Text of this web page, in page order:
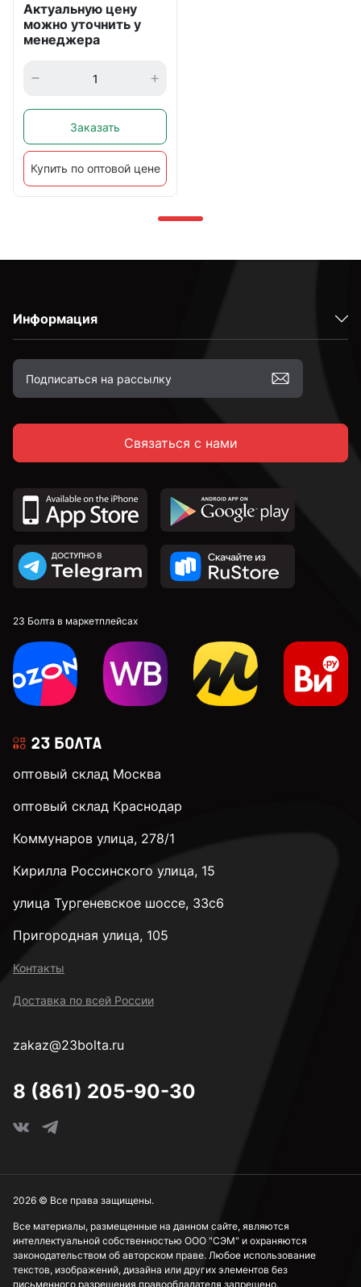
Актуальную цену
можно уточнить у
менеджера
Заказать
Купить по оптовой цене
Информация
Связаться с нами
23 Болта в маркетплейсах
оптовый склад Москва
оптовый склад Краснодар
Коммунаров улица, 278/1
Кирилла Россинского улица, 15
улица Тургеневское шоссе, 33с6
Пригородная улица, 105
Контакты
Доставка по всей России
zakaz@23bolta.ru
8 (861) 205-90-30
Все материалы, размещенные на данном сайте, являются
интеллектуальной собственностью ООО "СЭМ" и охраняются
законодательством об авторском праве. Любое использование
текстов, изображений, дизайна или других элементов без
письменного разрешения правообладателя запрещено.
2026 © Все права защищены.